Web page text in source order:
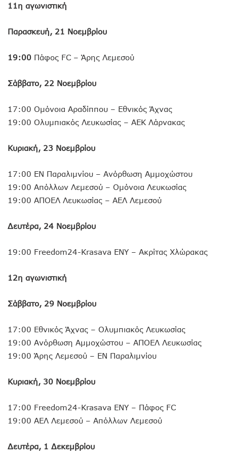
11η αγωνιστική
Παρασκευή, 21 Νοεμβρίου
19:00 Πάφος FC – Άρης Λεμεσού
Σάββατο, 22 Νοεμβρίου
17:00 Ομόνοια Αραδίππου – Εθνικός Άχνας
19:00 Ολυμπιακός Λευκωσίας – ΑΕΚ Λάρνακας
Κυριακή, 23 Νοεμβρίου
17:00 ΕΝ Παραλιμνίου – Ανόρθωση Αμμοχώστου
19:00 Απόλλων Λεμεσού – Ομόνοια Λευκωσίας
19:00 ΑΠΟΕΛ Λευκωσίας – ΑΕΛ Λεμεσού
Δευτέρα, 24 Νοεμβρίου
19:00 Freedom24-Krasava ΕΝΥ – Ακρίτας Χλώρακας
12η αγωνιστική
Σάββατο, 29 Νοεμβρίου
17:00 Εθνικός Άχνας – Ολυμπιακός Λευκωσίας
19:00 Ανόρθωση Αμμοχώστου – ΑΠΟΕΛ Λευκωσίας
19:00 Άρης Λεμεσού – ΕΝ Παραλιμνίου
Κυριακή, 30 Νοεμβρίου
17:00 Freedom24-Krasava ΕΝΥ – Πάφος FC
19:00 ΑΕΛ Λεμεσού – Απόλλων Λεμεσού
Δευτέρα, 1 Δεκεμβρίου